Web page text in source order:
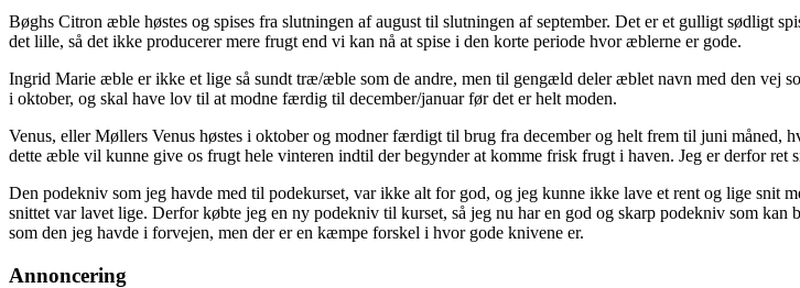
Bøghs Citron æble høstes og spises fra slutningen af august til slutningen af september. Det er et gulligt sødligt
det lille, så det ikke producerer mere frugt end vi kan nå at spise i den korte periode hvor æblerne er gode.
Ingrid Marie æble er ikke et lige så sundt træ/æble som de andre, men til gengæld deler æblet navn med den vej
i oktober, og skal have lov til at modne færdig til december/januar før det er helt moden.
Venus, eller Møllers Venus høstes i oktober og modner færdigt til brug fra december og helt frem til juni måned,
dette æble vil kunne give os frugt hele vinteren indtil der begynder at komme frisk frugt i haven. Jeg er derfor
Den podekniv som jeg havde med til podekurset, var ikke alt for god, og jeg kunne ikke lave et rent og lige snit
snittet var lavet lige. Derfor købte jeg en ny podekniv til kurset, så jeg nu har en god og skarp podekniv som
som den jeg havde i forvejen, men der er en kæmpe forskel i hvor gode knivene er.
Annoncering